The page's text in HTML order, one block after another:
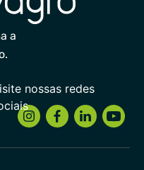
a